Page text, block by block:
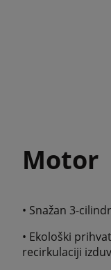
Motor
• Snažan 3-
• Ekološki
recirkulaciji